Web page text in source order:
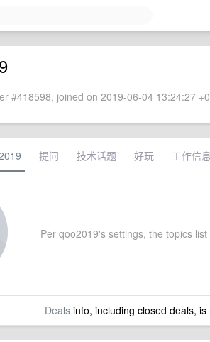
#418598, joined on 2019-06-04 13:24:27
提问 技术话题 好玩 工作信息
Per qoo2019's settings, the topics list
Dealsinfo, including closed deals, is